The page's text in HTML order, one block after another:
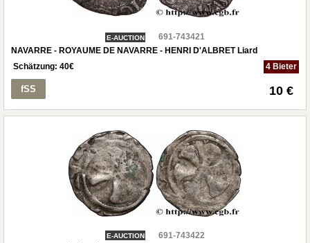
E-AUCTION
691-743421
NAVARRE - ROYAUME DE NAVARRE - HENRI D'ALBRET Liard
Schätzung: 40€ 4 Bieter
fSS 10 €
E-AUCTION
691-743422